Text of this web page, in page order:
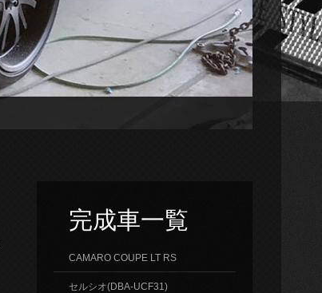
完成車一覧
CAMARO COUPE LT RS
セルシオ(DBA-UCF31)